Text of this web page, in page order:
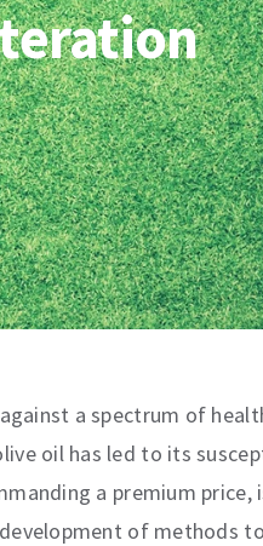
a spectrum of
oil has led to its
a premium
of methods